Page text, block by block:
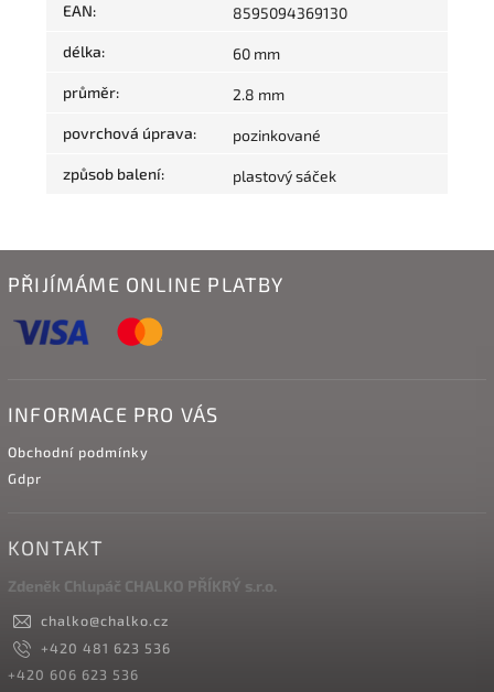
EAN: 8595094369130
délka: 60 mm
průměr: 2.8 mm
povrchová úprava: pozinkované
způsob balení: plastový sáček
PŘIJÍMÁME ONLINE PLATBY
INFORMACE PRO VÁS
Obchodní podmínky
Gdpr
KONTAKT
Zdeněk Chlupáč CHALKO PŘÍKRÝ s.r.o.
chalko@chalko.cz
+420 481 623 536
+420 606 623 536